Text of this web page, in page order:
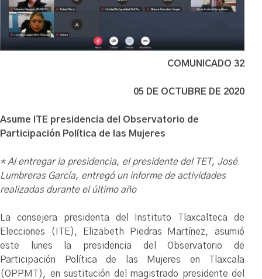
COMUNICADO 32
05 DE OCTUBRE DE 2020
Asume ITE presidencia del Observatorio de
Participación Política de las Mujeres
* Al entregar la presidencia, el presidente del TET, José
Lumbreras García, entregó un informe de actividades
realizadas durante el último año
La consejera presidenta del Instituto Tlaxcalteca de
Elecciones (ITE), Elizabeth Piedras Martínez, asumió
este lunes la presidencia del Observatorio de
Participación Política de las Mujeres en Tlaxcala
(OPPMT), en sustitución del magistrado presidente del